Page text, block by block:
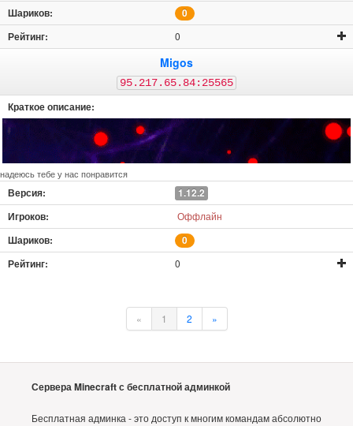
0
0
Migos
95.217.65.84:25565
надеюсь тебе у нас понравится
1.12.2
Оффлайн
0
0
« 1 2 »
Сервера Minecraft с бесплатной админкой
Бесплатная админка - это доступ к многим командам абсолютно